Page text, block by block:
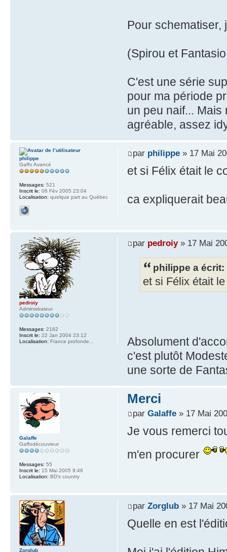
Pour schematiser,
(Spirou et
C'est une série
pour ma période
un peu naif...
agréable, assez
par philippe» 17 Mai
et si Félix était le
ca expliquerait
philippe
Gaffo Avancé
Messages: 521
Inscrit le: 06 Fév 2005 23:04
Localisation: quelque part au Québec
par pedroiy» 17 Mai
philippe a écrit:
et si Félix était
Absolument
c'est plutôt
une sorte de
pedroiy
Administrateur
Messages: 2182
Inscrit le: 22 Jan 2004 23:12
Localisation: France profonde...
Merci
par Galaffe» 17 Mai
Je vous remerci
m'en procurer
Galaffe
Gaffodécouvreur
Messages: 55
Inscrit le: 15 Mai 2005 9:46
Localisation: BD's country
par Zorglub» 17 Mai
Quelle en est
Zorglub